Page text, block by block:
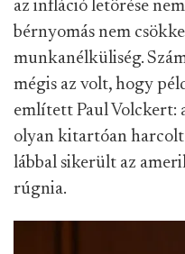
az infláció letörése
bérnyomás nem
munkanélküliség.
mégis az volt, hogy
említett Paul Volckert:
olyan kitartóan
lábbal sikerült az
rúgnia.